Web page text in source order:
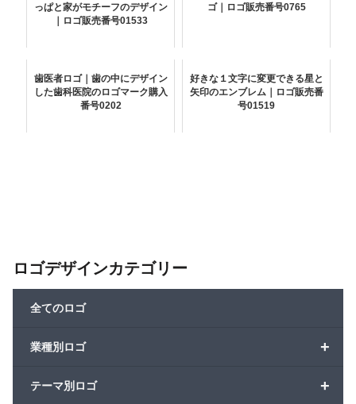
っぱと家がモチーフのデザイン
｜ロゴ販売番号01533
ゴ｜ロゴ販売番号0765
歯医者ロゴ｜歯の中にデザイン
した歯科医院のロゴマーク購入
番号0202
好きな１文字に変更できる星と
矢印のエンブレム｜ロゴ販売番
号01519
ロゴデザインカテゴリー
全てのロゴ
+
業種別ロゴ
+
テーマ別ロゴ